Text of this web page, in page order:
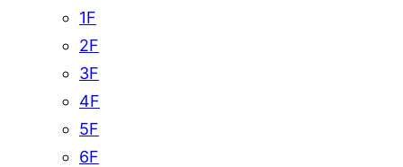
1F
2F
3F
4F
5F
6F